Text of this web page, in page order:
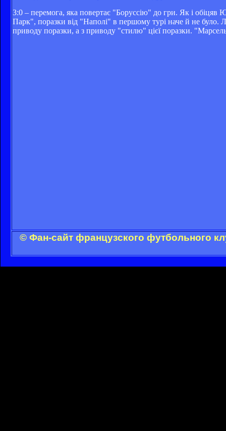
3:0 – перемога, яка повертає "Боруссію" до гри. Як і обіцяв
Парк", поразки від "Наполі" в першому турі наче й не було.
приводу поразки, а з приводу "стилю" цієї поразки.
© Фан-сайт французского футбольного